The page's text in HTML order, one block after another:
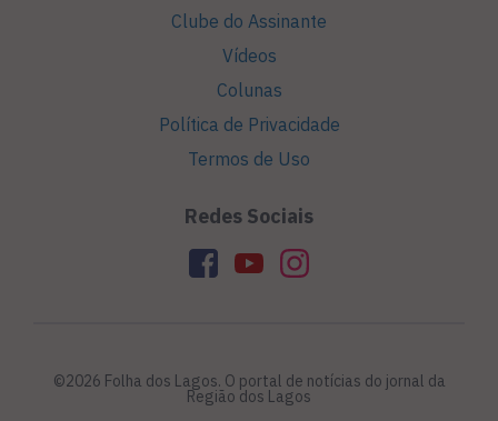
Clube do Assinante
Vídeos
Colunas
Política de Privacidade
Termos de Uso
Redes Sociais
©2026 Folha dos Lagos. O portal de notícias do jornal da
Região dos Lagos